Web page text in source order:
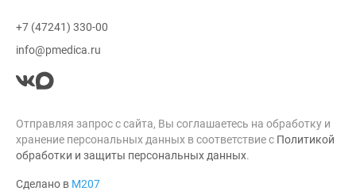
+7 (47241) 330-00
info@pmedica.ru
Отправляя запрос с сайта, Вы соглашаетесь на обработку и
хранение персональных данных в соответствие с Политикой
обработки и защиты персональных данных.
Сделано в М207